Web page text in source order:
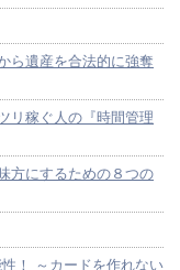
ら遺産を合法的に強奪
リ稼ぐ人の『時間管理
方にするための８つの
！ ～カードを作れない